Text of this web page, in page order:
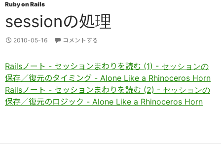
Ruby on Rails
sessionの処理
2010-05-16 コメントする
Railsノート - セッションまわりを読む (1) - セッションの
保存／復元のタイミング - Alone Like a Rhinoceros Horn
Railsノート - セッションまわりを読む (2) - セッションの
保存／復元のロジック - Alone Like a Rhinoceros Horn